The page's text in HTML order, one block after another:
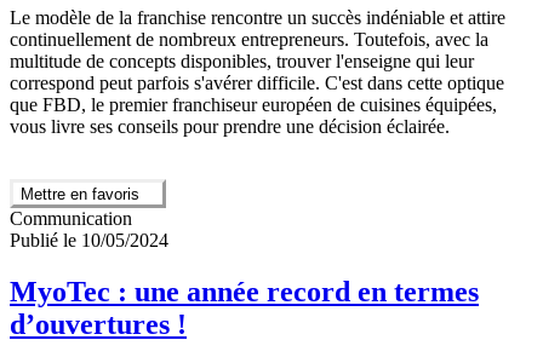
Le modèle de la franchise rencontre un succès indéniable et attire
continuellement de nombreux entrepreneurs. Toutefois, avec la
multitude de concepts disponibles, trouver l'enseigne qui leur
correspond peut parfois s'avérer difficile. C'est dans cette optique
que FBD, le premier franchiseur européen de cuisines équipées,
vous livre ses conseils pour prendre une décision éclairée.
Mettre en favoris
Communication
Publié le 10/05/2024
MyoTec : une année record en termes
d’ouvertures !